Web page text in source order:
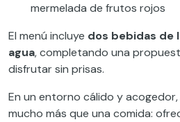
mermelada de frutos rojos
El menú incluye dos bebidas de
agua, completando una
disfrutar sin prisas.
En un entorno cálido y
mucho más que una comida: